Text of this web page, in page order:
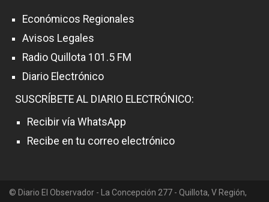
a
s
Económicos Regionales
Avisos Legales
Radio Quillota 101.5 FM
Diario Electrónico
SUSCRÍBETE AL DIARIO ELECTRÓNICO:
Recibir vía WhatsApp
Recibe en tu correo electrónico
© Diario El Observador - La Concepción 277 - Quillota, V Región,